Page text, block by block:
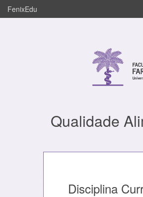
FenixEdu
Qualidade
Disciplina